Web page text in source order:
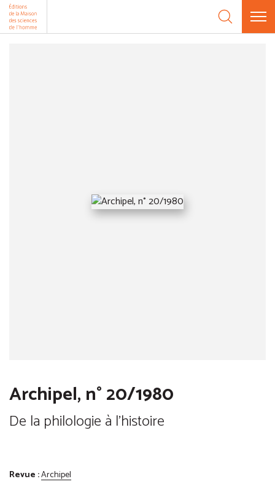
Aller au contenu
Archipel, n° 20/1980
De la philologie à l'histoire
Revue :Archipel